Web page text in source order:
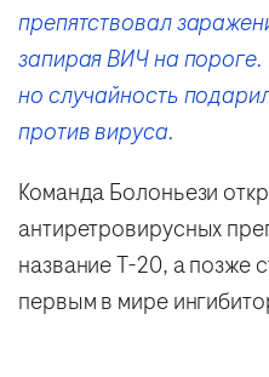
препятствовал
запирая ВИЧ на
но случайность
против вируса.
Команда Болоньези
антиретровирусных
название T-20, а позже
первым в мире